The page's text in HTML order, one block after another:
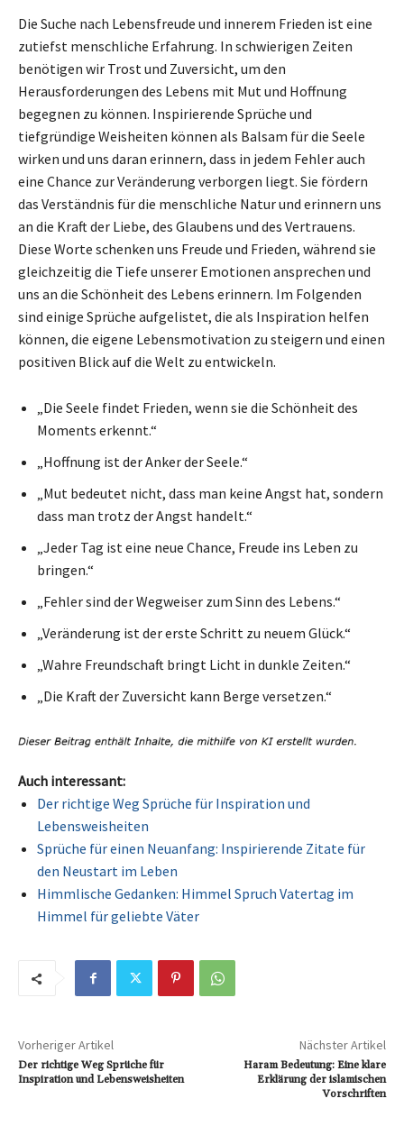
Die Suche nach Lebensfreude und innerem Frieden ist eine
zutiefst menschliche Erfahrung. In schwierigen Zeiten
benötigen wir Trost und Zuversicht, um den
Herausforderungen des Lebens mit Mut und Hoffnung
begegnen zu können. Inspirierende Sprüche und
tiefgründige Weisheiten können als Balsam für die Seele
wirken und uns daran erinnern, dass in jedem Fehler auch
eine Chance zur Veränderung verborgen liegt. Sie fördern
das Verständnis für die menschliche Natur und erinnern uns
an die Kraft der Liebe, des Glaubens und des Vertrauens.
Diese Worte schenken uns Freude und Frieden, während sie
gleichzeitig die Tiefe unserer Emotionen ansprechen und
uns an die Schönheit des Lebens erinnern. Im Folgenden
sind einige Sprüche aufgelistet, die als Inspiration helfen
können, die eigene Lebensmotivation zu steigern und einen
positiven Blick auf die Welt zu entwickeln.
„Die Seele findet Frieden, wenn sie die Schönheit des
Moments erkennt.“
„Hoffnung ist der Anker der Seele.“
„Mut bedeutet nicht, dass man keine Angst hat, sondern
dass man trotz der Angst handelt.“
„Jeder Tag ist eine neue Chance, Freude ins Leben zu
bringen.“
„Fehler sind der Wegweiser zum Sinn des Lebens.“
„Veränderung ist der erste Schritt zu neuem Glück.“
„Wahre Freundschaft bringt Licht in dunkle Zeiten.“
„Die Kraft der Zuversicht kann Berge versetzen.“
Auch interessant:
Der richtige Weg Sprüche für Inspiration und
Lebensweisheiten
Sprüche für einen Neuanfang: Inspirierende Zitate für
den Neustart im Leben
Himmlische Gedanken: Himmel Spruch Vatertag im
Himmel für geliebte Väter
Vorheriger Artikel
Der richtige Weg Sprüche für
Inspiration und Lebensweisheiten
Nächster Artikel
Haram Bedeutung: Eine klare
Erklärung der islamischen
Vorschriften